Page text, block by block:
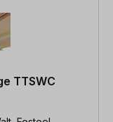
TTSWC